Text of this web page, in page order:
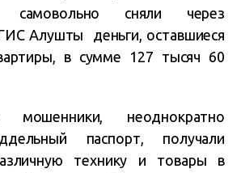
сняли через
Алушты деньги, оставшиеся
в сумме 127 тысяч 60
мошенники, неоднократно
паспорт, получали
технику и товары в